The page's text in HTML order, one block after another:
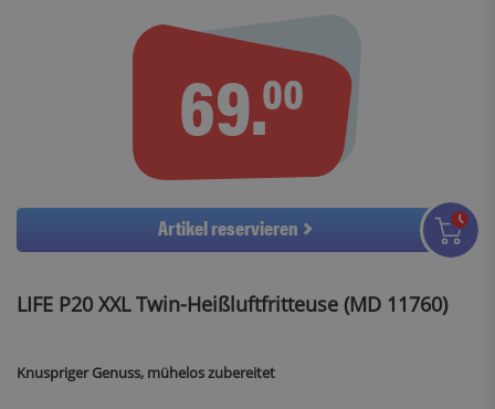
LIFE P20 XXL Twin-Heißluftfritteuse (MD 11760)
Knuspriger Genuss, mühelos zubereitet
69.00
Artikel reservieren